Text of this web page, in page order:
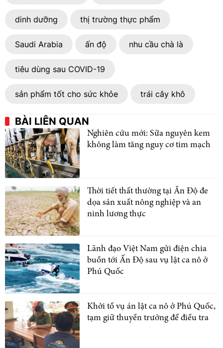
dinh dưỡng thị trường thực phẩm
Saudi Arabia ấn độ nhu cầu chà là
tiêu dùng sau COVID-19
sản phẩm tốt cho sức khỏe trái cây khô
BÀI LIÊN QUAN
Nghiên cứu mới: Sữa nguyên kem
không làm tăng nguy cơ tim mạch
Thời tiết thất thường tại Ấn Độ đe
dọa sản xuất nông nghiệp và an
ninh lương thực
Lãnh đạo Việt Nam gửi điện chia
buồn tới Ấn Độ sau vụ lật ca nô ở
Phú Quốc
Khởi tố vụ án lật ca nô ở Phú Quốc,
tạm giữ thuyền trưởng để điều tra